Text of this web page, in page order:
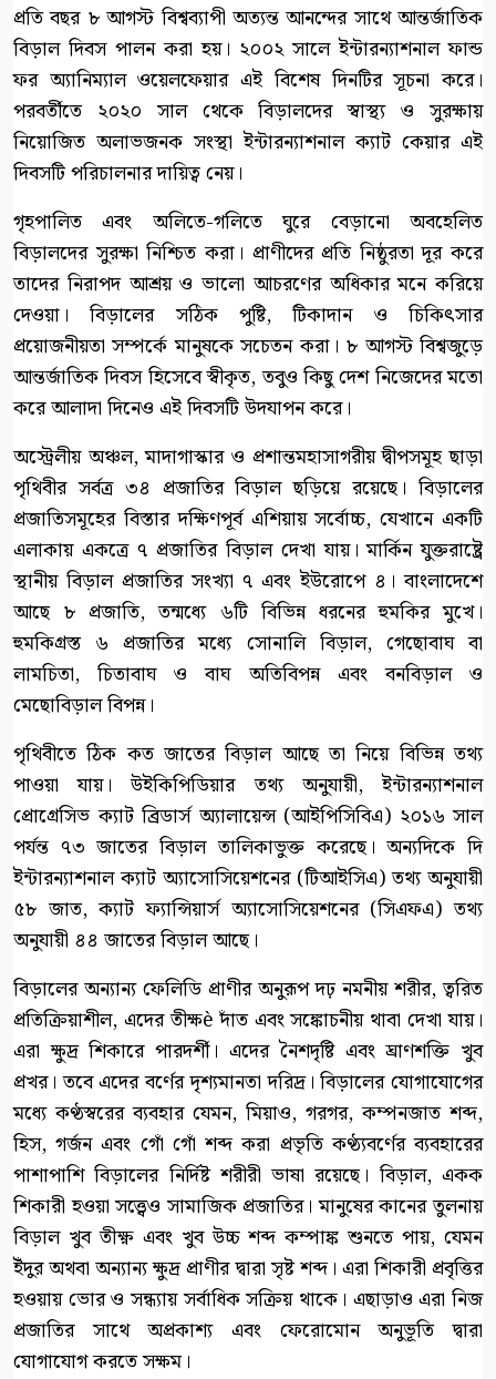
প্রতি বছর ৮ আগস্ট বিশ্বব্যাপী অত্যন্ত আনন্দের সাথে আন্তর্জাতিক
বিড়াল দিবস পালন করা হয়। ২০০২ সালে ইন্টারন্যাশনাল ফান্ড
ফর অ্যানিম্যাল ওয়েলফেয়ার এই বিশেষ দিনটির সূচনা করে।
পরবর্তীতে ২০২০ সাল থেকে বিড়ালদের স্বাস্থ্য ও সুরক্ষায়
নিয়োজিত অলাভজনক সংস্থা ইন্টারন্যাশনাল ক্যাট কেয়ার এই
দিবসটি পরিচালনার দায়িত্ব নেয়।
গৃহপালিত এবং অলিতে-গলিতে ঘুরে বেড়ানো অবহেলিত
বিড়ালদের সুরক্ষা নিশ্চিত করা। প্রাণীদের প্রতি নিষ্ঠুরতা দূর করে
তাদের নিরাপদ আশ্রয় ও ভালো আচরণের অধিকার মনে করিয়ে
দেওয়া। বিড়ালের সঠিক পুষ্টি, টিকাদান ও চিকিৎসার
প্রয়োজনীয়তা সম্পর্কে মানুষকে সচেতন করা। ৮ আগস্ট বিশ্বজুড়ে
আন্তর্জাতিক দিবস হিসেবে স্বীকৃত, তবুও কিছু দেশ নিজেদের মতো
করে আলাদা দিনেও এই দিবসটি উদযাপন করে।
অস্ট্রেলীয় অঞ্চল, মাদাগাস্কার ও প্রশান্তমহাসাগরীয় দ্বীপসমূহ ছাড়া
পৃথিবীর সর্বত্র ৩৪ প্রজাতির বিড়াল ছড়িয়ে রয়েছে। বিড়ালের
প্রজাতিসমূহের বিস্তার দক্ষিণপূর্ব এশিয়ায় সর্বোচ্চ, যেখানে একটি
এলাকায় একত্রে ৭ প্রজাতির বিড়াল দেখা যায়। মার্কিন যুক্তরাষ্ট্রে
স্থানীয় বিড়াল প্রজাতির সংখ্যা ৭ এবং ইউরোপে ৪। বাংলাদেশে
আছে ৮ প্রজাতি, তন্মধ্যে ৬টি বিভিন্ন ধরনের হুমকির মুখে।
হুমকিগ্রস্ত ৬ প্রজাতির মধ্যে সোনালি বিড়াল, গেছোবাঘ বা
লামচিতা, চিতাবাঘ ও বাঘ অতিবিপন্ন এবং বনবিড়াল ও
মেছোবিড়াল বিপন্ন।
পৃথিবীতে ঠিক কত জাতের বিড়াল আছে তা নিয়ে বিভিন্ন তথ্য
পাওয়া যায়। উইকিপিডিয়ার তথ্য অনুযায়ী, ইন্টারন্যাশনাল
প্রোগ্রেসিভ ক্যাট ব্রিডার্স অ্যালায়েন্স (আইপিসিবিএ) ২০১৬ সাল
পর্যন্ত ৭৩ জাতের বিড়াল তালিকাভুক্ত করেছে। অন্যদিকে দি
ইন্টারন্যাশনাল ক্যাট অ্যাসোসিয়েশনের (টিআইসিএ) তথ্য অনুযায়ী
৫৮ জাত, ক্যাট ফ্যান্সিয়ার্স অ্যাসোসিয়েশনের (সিএফএ) তথ্য
অনুযায়ী ৪৪ জাতের বিড়াল আছে।
বিড়ালের অন্যান্য ফেলিডি প্রাণীর অনুরূপ দঢ় নমনীয় শরীর, ত্বরিত
প্রতিক্রিয়াশীল, এদের তীক্ষè দাঁত এবং সঙ্কোচনীয় থাবা দেখা যায়।
এরা ক্ষুদ্র শিকারে পারদর্শী। এদের নৈশদৃষ্টি এবং ঘ্রাণশক্তি খুব
প্রখর। তবে এদের বর্ণের দৃশ্যমানতা দরিদ্র। বিড়ালের যোগাযোগের
মধ্যে কণ্ঠস্বরের ব্যবহার যেমন, মিয়াও, গরগর, কম্পনজাত শব্দ,
হিস, গর্জন এবং গোঁ গোঁ শব্দ করা প্রভৃতি কণ্ঠ্যবর্ণের ব্যবহারের
পাশাপাশি বিড়ালের নির্দিষ্ট শরীরী ভাষা রয়েছে। বিড়াল, একক
শিকারী হওয়া সত্ত্বেও সামাজিক প্রজাতির। মানুষের কানের তুলনায়
বিড়াল খুব তীক্ষ্ণ এবং খুব উচ্চ শব্দ কম্পাঙ্ক শুনতে পায়, যেমন
ইঁদুর অথবা অন্যান্য ক্ষুদ্র প্রাণীর দ্বারা সৃষ্ট শব্দ। এরা শিকারী প্রবৃত্তির
হওয়ায় ভোর ও সন্ধ্যায় সর্বাধিক সক্রিয় থাকে। এছাড়াও এরা নিজ
প্রজাতির সাথে অপ্রকাশ্য এবং ফেরোমোন অনুভূতি দ্বারা
যোগাযোগ করতে সক্ষম।